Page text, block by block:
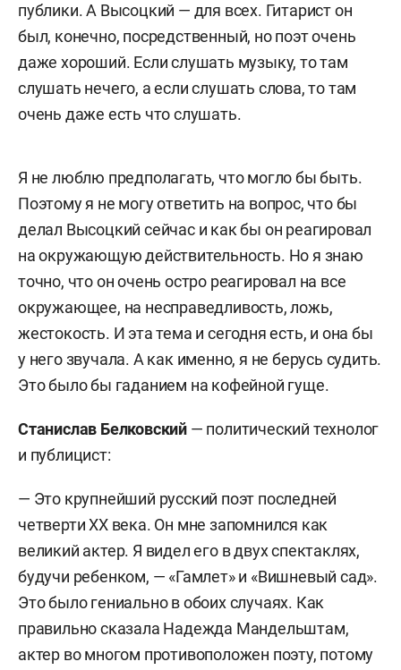
публики. А Высоцкий — для всех. Гитарист он
был, конечно, посредственный, но поэт очень
даже хороший. Если слушать музыку, то там
слушать нечего, а если слушать слова, то там
очень даже есть что слушать.
Я не люблю предполагать, что могло бы быть.
Поэтому я не могу ответить на вопрос, что бы
делал Высоцкий сейчас и как бы он реагировал
на окружающую действительность. Но я знаю
точно, что он очень остро реагировал на все
окружающее, на несправедливость, ложь,
жестокость. И эта тема и сегодня есть, и она бы
у него звучала. А как именно, я не берусь судить.
Это было бы гаданием на кофейной гуще.
Станислав Белковский — политический технолог
и публицист:
— Это крупнейший русский поэт последней
четверти XX века. Он мне запомнился как
великий актер. Я видел его в двух спектаклях,
будучи ребенком, — «Гамлет» и «Вишневый сад».
Это было гениально в обоих случаях. Как
правильно сказала Надежда Мандельштам,
актер во многом противоположен поэту, потому